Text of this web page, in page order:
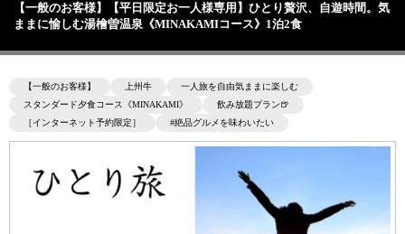
【一般のお客様】【平日限定お一人様専用】ひとり贅沢、自遊時間。気
ままに愉しむ湯檜曽温泉《MINAKAMIコース》1泊2食
【一般のお客様】 上州牛
一人旅を自由気ままに楽しむ
スタンダード夕食コース《MINAKAMI》
飲み放題プラン🍺
［インターネット予約限定］
#絶品グルメを味わいたい